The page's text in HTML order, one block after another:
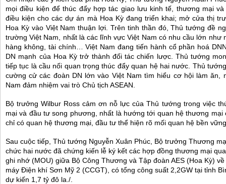
mọi điều kiện để thúc đẩy hợp tác giao lưu kinh tế, thương mại
điều kiện cho các dự án mà Hoa Kỳ đang triển khai; mở cửa thị
Hoa Kỳ vào Việt Nam thuận lợi. Trên tinh thần đó, Thủ tướng đề
trường Việt Nam, nhất là các lĩnh vực Việt Nam có nhu cầu lớn như
hàng không, tài chính… Việt Nam đang tiến hành cổ phần hoá
DN mạnh của Hoa Kỳ trở thành đối tác chiến lược. Thủ tướng
tiếp tục là cầu nối quan trọng thúc đẩy quan hệ hai nước. Thủ
cường cử các đoàn DN lớn vào Việt Nam tìm hiểu cơ hội làm ăn,
Nam đảm nhiệm vai trò Chủ tịch ASEAN.
Bộ trưởng Wilbur Ross cảm ơn nỗ lực của Thủ tướng trong việc
mại và đầu tư song phương, nhất là hướng tới quan hệ thương mại
chỉ có quan hệ thương mại, đầu tư thể hiện rõ mối quan hệ bền
Sau cuộc tiếp, Thủ tướng Nguyễn Xuân Phúc, Bộ trưởng Thương
chức hai nước đã chứng kiến lễ ký kết các hợp đồng thương mại
ghi nhớ (MOU) giữa Bộ Công Thương và Tập đoàn AES (Hoa Kỳ)
máy Điện khí Sơn Mỹ 2 (CCGT), có tổng công suất 2,2GW tại tỉnh
dự kiến 1,7 tỷ đô la./.